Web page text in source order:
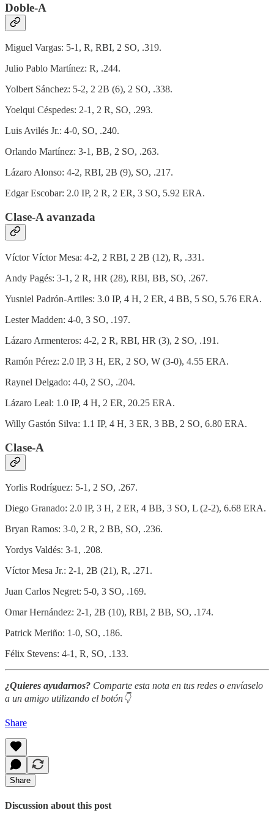
Doble-A
Miguel Vargas: 5-1, R, RBI, 2 SO, .319.
Julio Pablo Martínez: R, .244.
Yolbert Sánchez: 5-2, 2 2B (6), 2 SO, .338.
Yoelqui Céspedes: 2-1, 2 R, SO, .293.
Luis Avilés Jr.: 4-0, SO, .240.
Orlando Martínez: 3-1, BB, 2 SO, .263.
Lázaro Alonso: 4-2, RBI, 2B (9), SO, .217.
Edgar Escobar: 2.0 IP, 2 R, 2 ER, 3 SO, 5.92 ERA.
Clase-A avanzada
Víctor Víctor Mesa: 4-2, 2 RBI, 2 2B (12), R, .331.
Andy Pagés: 3-1, 2 R, HR (28), RBI, BB, SO, .267.
Yusniel Padrón-Artiles: 3.0 IP, 4 H, 2 ER, 4 BB, 5 SO, 5.76 ERA.
Lester Madden: 4-0, 3 SO, .197.
Lázaro Armenteros: 4-2, 2 R, RBI, HR (3), 2 SO, .191.
Ramón Pérez: 2.0 IP, 3 H, ER, 2 SO, W (3-0), 4.55 ERA.
Raynel Delgado: 4-0, 2 SO, .204.
Lázaro Leal: 1.0 IP, 4 H, 2 ER, 20.25 ERA.
Willy Gastón Silva: 1.1 IP, 4 H, 3 ER, 3 BB, 2 SO, 6.80 ERA.
Clase-A
Yorlis Rodríguez: 5-1, 2 SO, .267.
Diego Granado: 2.0 IP, 3 H, 2 ER, 4 BB, 3 SO, L (2-2), 6.68 ERA.
Bryan Ramos: 3-0, 2 R, 2 BB, SO, .236.
Yordys Valdés: 3-1, .208.
Víctor Mesa Jr.: 2-1, 2B (21), R, .271.
Juan Carlos Negret: 5-0, 3 SO, .169.
Omar Hernández: 2-1, 2B (10), RBI, 2 BB, SO, .174.
Patrick Meriño: 1-0, SO, .186.
Félix Stevens: 4-1, R, SO, .133.
¿Quieres ayudarnos? Comparte esta nota en tus redes o envíaselo
a un amigo utilizando el botón👇
Share
Share
Discussion about this post